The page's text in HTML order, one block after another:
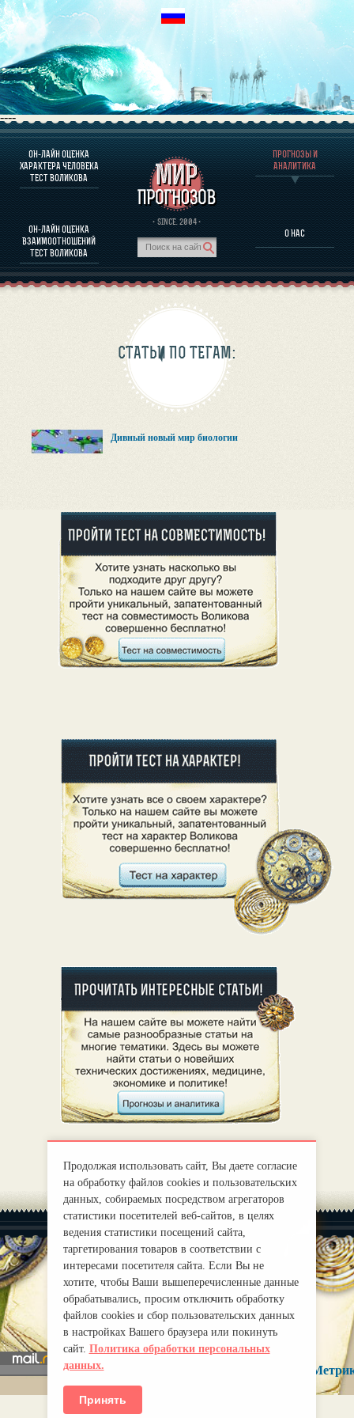
----
ОН-ЛАЙН ОЦЕНКА
ХАРАКТЕРА ЧЕЛОВЕКА
ТЕСТ ВОЛИКОВА
ОН-ЛАЙН ОЦЕНКА
ВЗАИМООТНОШЕНИЙ
ТЕСТ ВОЛИКОВА
· SINCE. 2004 ·
ПРОГНОЗЫ И
АНАЛИТИКА
О НАС
О ПРОГРАММЕ
ОЦЕНКА ХАРАКТЕРA ЧЕЛОВЕКА
ОЦЕНКА ХАРАКТЕРА ВЫДАЮЩИХСЯ ЛИЧНОСТЕЙ
О ПРОГРАММЕ
ПРОГНОЗЫ И АНАЛИТИКА
СТАТЬИ ПО ТЕГАМ:
Дивный новый мир биологии
О нас
Правила
mirprognoz@mail.ru
Продолжая использовать сайт, Вы даете согласие
на обработку файлов cookies и пользовательских
данных, собираемых посредством агрегаторов
статистики посетителей веб-сайтов, в целях
ведения статистики посещений сайта,
таргетирования товаров в соответствии с
интересами посетителя сайта. Если Вы не
хотите, чтобы Ваши вышеперечисленные данные
обрабатывались, просим отключить обработку
файлов cookies и сбор пользовательских данных
в настройках Вашего браузера или покинуть
сайт. Политика обработки персональных
данных.
Принять